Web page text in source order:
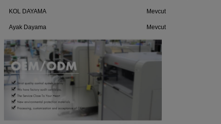
KOL DAYAMA Mevcut
Ayak Dayama Mevcut